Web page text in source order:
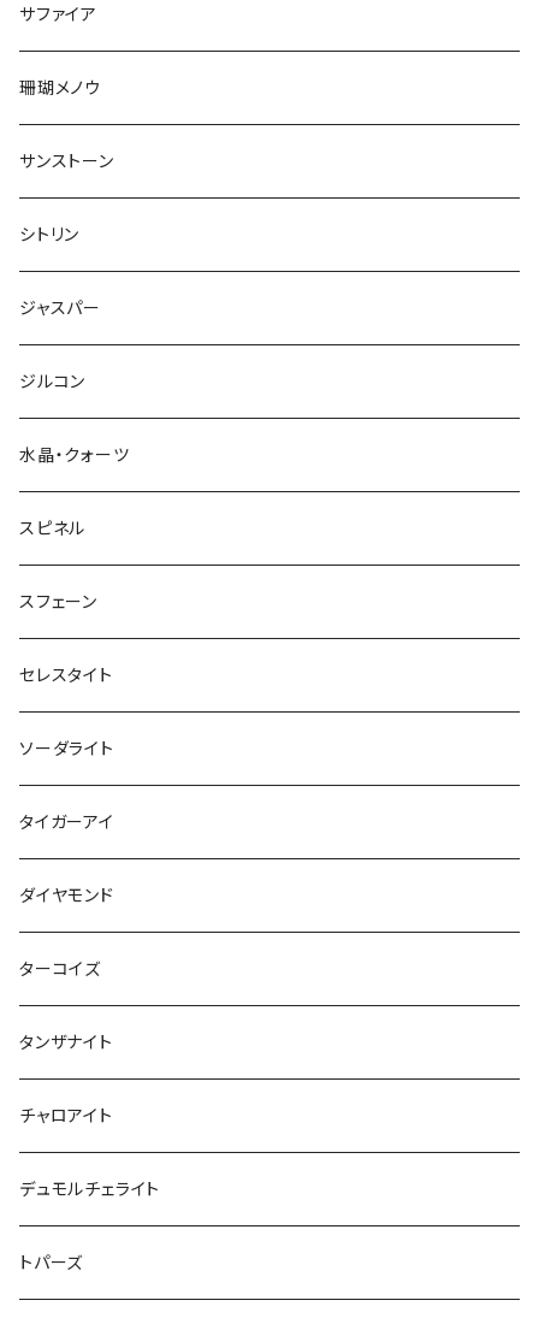
サファイア
珊瑚メノウ
サンストーン
シトリン
ジャスパー
ジルコン
水晶・クォーツ
スピネル
スフェーン
セレスタイト
ソーダライト
タイガーアイ
ダイヤモンド
ターコイズ
タンザナイト
チャロアイト
デュモルチェライト
トパーズ